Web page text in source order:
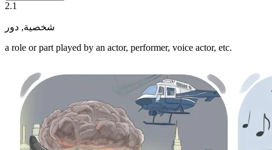
2.1
شخصية, دور
a role or part played by an actor, performer, voice actor, etc.